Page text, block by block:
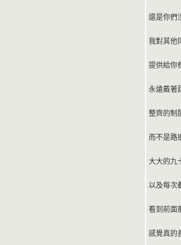
還是你們
我對其他
提供給你
永遠戴著
整齊的制
而不是路
大大的九
以及每次
看到前面
感覺真的